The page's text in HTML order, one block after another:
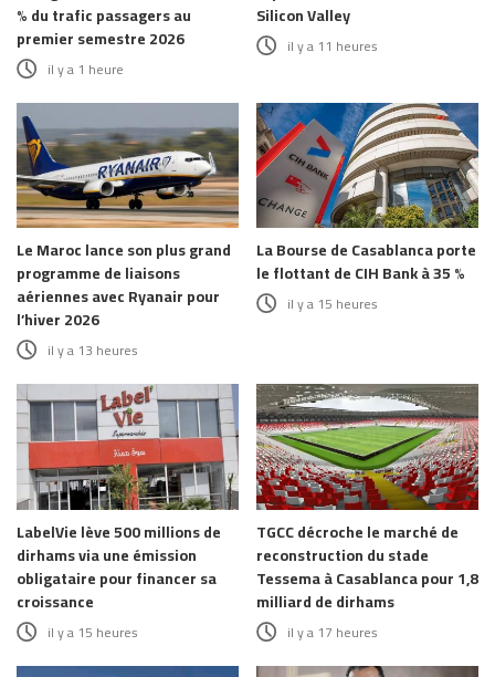
% du trafic passagers au
premier semestre 2026
il y a 1 heure
Silicon Valley
il y a 11 heures
Le Maroc lance son plus grand
programme de liaisons
aériennes avec Ryanair pour
l’hiver 2026
il y a 13 heures
La Bourse de Casablanca porte
le flottant de CIH Bank à 35 %
il y a 15 heures
LabelVie lève 500 millions de
dirhams via une émission
obligataire pour financer sa
croissance
il y a 15 heures
TGCC décroche le marché de
reconstruction du stade
Tessema à Casablanca pour 1,8
milliard de dirhams
il y a 17 heures